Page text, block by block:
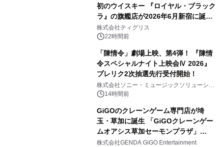
初のウイスキー 『ロイヤル・ブラック
ラ』の旗艦店が2026年6月新宿に誕
生 バカルディ ジャパンと連携した
没入型バー「BAR Arca」
株式会社ティグリス
22時間前
「陳情令」劇場上映、第4弾！ 『陳情
令スペシャルナイト上映会Ⅳ 2026』
プレリク2次抽選先行受付開始！
株式会社ソニー・ミュージックソリューショ
ンズ14時間前
GiGOのクレーンゲーム専門店が埼
玉・草加に誕生 「GiGOクレーンゲー
ムオアシス草加セーモンプラザ」
2026年8月7日(金)10時グランドオープ
株式会社GENDA GiGO Entertainment